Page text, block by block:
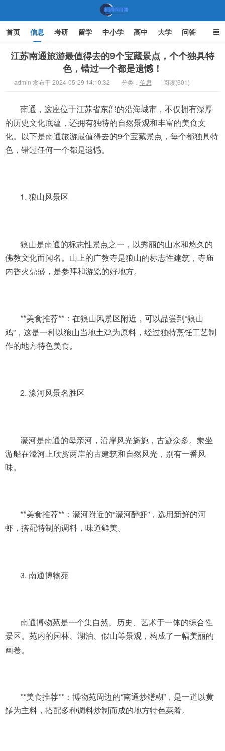
机遇教育网
首页 信息 考研 留学 中小学 高中 大学 问答
文化 家庭教育
江苏南通旅游最值得去的9个宝藏景点，个个独具特
色，错过一个都是遗憾！
admin 发布于 2024-05-29 14:10:32 分类： 信息 阅读(601)
南通，这座位于江苏省东部的沿海城市，不仅拥有深厚
的历史文化底蕴，还拥有独特的自然景观和丰富的美食文
化。以下是南通旅游最值得去的9个宝藏景点，每个都独具特
色，错过任何一个都是遗憾。
1. 狼山风景区
狼山是南通的标志性景点之一，以秀丽的山水和悠久的
佛教文化而闻名。山上的广教寺是狼山的标志性建筑，寺庙
内香火鼎盛，是参拜和游览的好地方。
**美食推荐**：在狼山风景区附近，可以品尝到“狼山
鸡”，这是一种以狼山当地土鸡为原料，经过独特烹饪工艺制
作的地方特色美食。
2. 濠河风景名胜区
濠河是南通的母亲河，沿岸风光旖旎，古迹众多。乘坐
游船在濠河上欣赏两岸的古建筑和自然风光，别有一番风
味。
**美食推荐**：濠河附近的“濠河醉虾”，选用新鲜的河
虾，搭配特制的调料，味道鲜美。
3. 南通博物苑
南通博物苑是一个集自然、历史、艺术于一体的综合性
景区。苑内的园林、湖泊、假山等景观，构成了一幅美丽的
画卷。
**美食推荐**：博物苑周边的“南通炒鳝糊”，是一道以黄
鳝为主料，搭配多种调料炒制而成的地方特色菜肴。